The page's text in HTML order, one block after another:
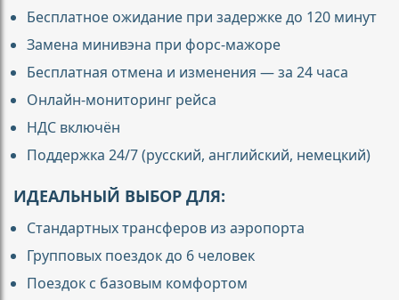
Бесплатное ожидание при задержке до 120 минут
Замена минивэна при форс-мажоре
Бесплатная отмена и изменения — за 24 часа
Онлайн-мониторинг рейса
НДС включён
Поддержка 24/7 (русский, английский, немецкий)
ИДЕАЛЬНЫЙ ВЫБОР ДЛЯ:
Стандартных трансферов из аэропорта
Групповых поездок до 6 человек
Поездок с базовым комфортом